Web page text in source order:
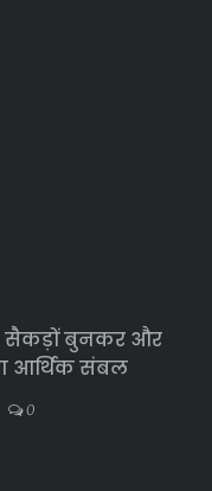
सैकड़ों बुनकर और
आर्थिक संबल
0